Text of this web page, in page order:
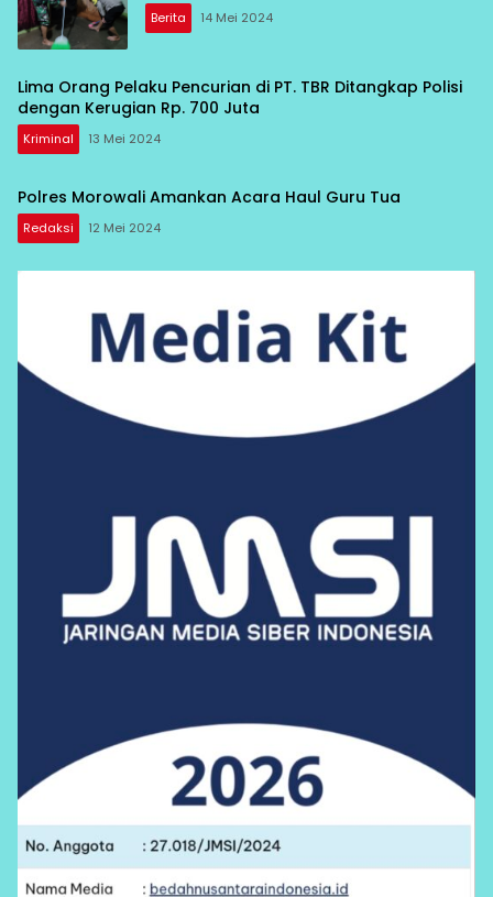
Berita 14 Mei 2024
Lima Orang Pelaku Pencurian di PT. TBR Ditangkap Polisi
dengan Kerugian Rp. 700 Juta
Kriminal 13 Mei 2024
Polres Morowali Amankan Acara Haul Guru Tua
Redaksi 12 Mei 2024